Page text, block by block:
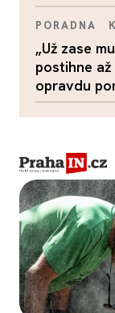
PORADNA
„Už zase
postihne
opravdu